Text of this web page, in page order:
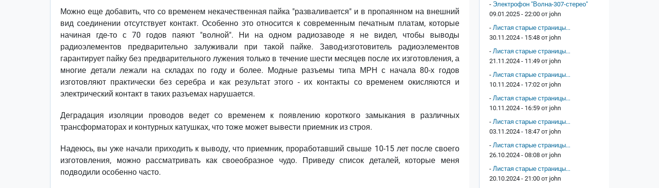
Можно еще добавить, что со временем некачественная пайка "разваливается" и в пропаянном на внешний
вид соединении отсутствует контакт. Особенно это относится к современным печатным платам, которые
начиная где-то с 70 годов паяют "волной". Ни на одном радиозаводе я не видел, чтобы выводы
радиоэлементов предварительно залуживали при такой пайке. Завод-изготовитель радиоэлементов
гарантирует пайку без предварительного лужения только в течение шести месяцев после их изготовления, а
многие детали лежали на складах по году и более. Модные разъемы типа МРН с начала 80-х годов
изготовляют практически без серебра и как результат этого - их контакты со временем окисляются и
электрический контакт в таких разъемах нарушается.
Деградация изоляции проводов ведет со временем к появлению короткого замыкания в различных
трансформаторах и контурных катушках, что тоже может вывести приемник из строя.
Надеюсь, вы уже начали приходить к выводу, что приемник, проработавший свыше 10-15 лет после своего
изготовления, можно рассматривать как своеобразное чудо. Приведу список деталей, которые меня
подводили особенно часто.
- Электрофон "Волна-307-стерео"
09.01.2025 - 22:00 от john
- Листая старые страницы...
30.11.2024 - 15:48 от john
- Листая старые страницы...
21.11.2024 - 11:49 от john
- Листая старые страницы...
10.11.2024 - 17:02 от john
- Листая старые страницы...
10.11.2024 - 16:59 от john
- Листая старые страницы...
03.11.2024 - 18:47 от john
- Листая старые страницы...
26.10.2024 - 08:08 от john
- Листая старые страницы...
20.10.2024 - 21:00 от john